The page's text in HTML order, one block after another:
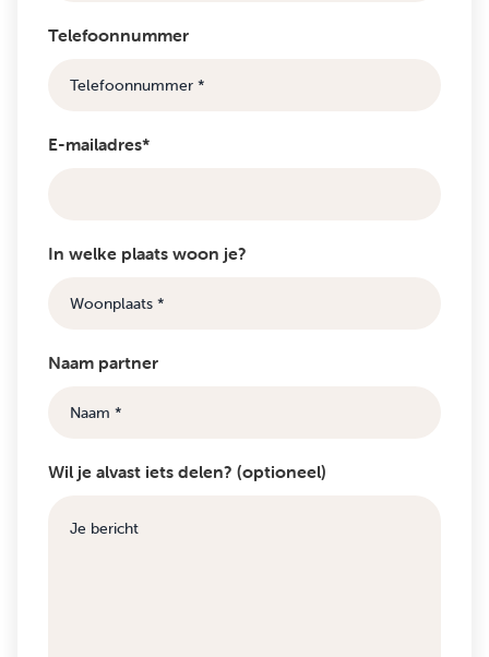
Telefoonnummer
E-mailadres*
In welke plaats woon je?
Naam partner
Wil je alvast iets delen? (optioneel)